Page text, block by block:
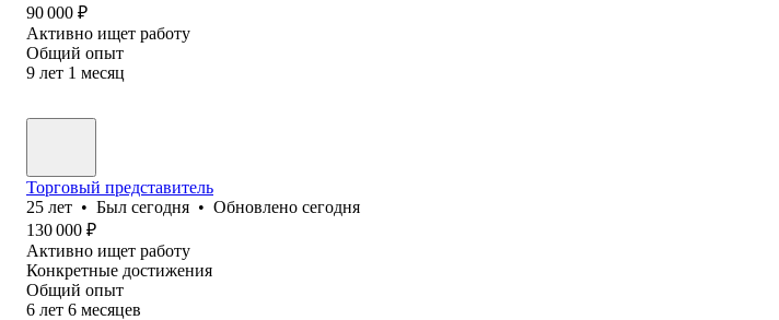
90 000 ₽
Активно ищет работу
Общий опыт
9 лет 1 месяц
Торговый представитель
25 лет • Был сегодня • Обновлено сегодня
130 000 ₽
Активно ищет работу
Конкретные достижения
Общий опыт
6 лет 6 месяцев